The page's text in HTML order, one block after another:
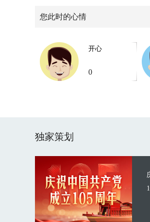
您此时的心情
开心
0
独家策划